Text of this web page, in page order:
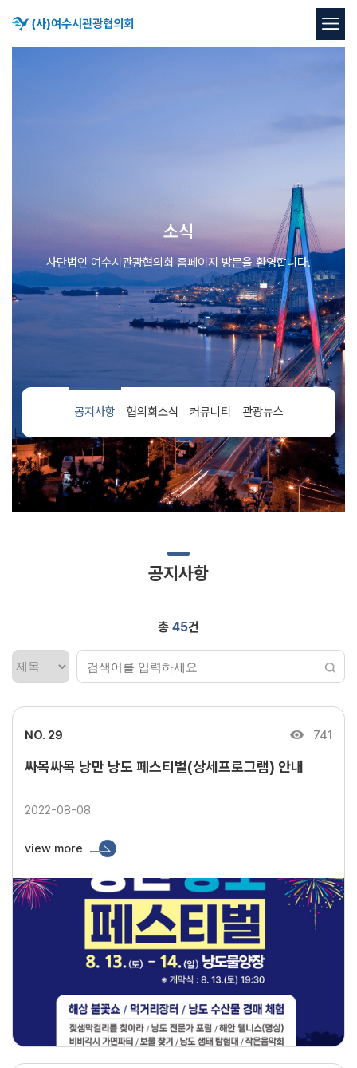
소식
사단법인 여수시관광협의회 홈페이지 방문을 환영합니다.
공지사항 협의회소식 커뮤니티 관광뉴스
공지사항
총 45건
NO. 29 741
싸목싸목 낭만 낭도 페스티벌(상세프로그램) 안내
2022-08-08
view more